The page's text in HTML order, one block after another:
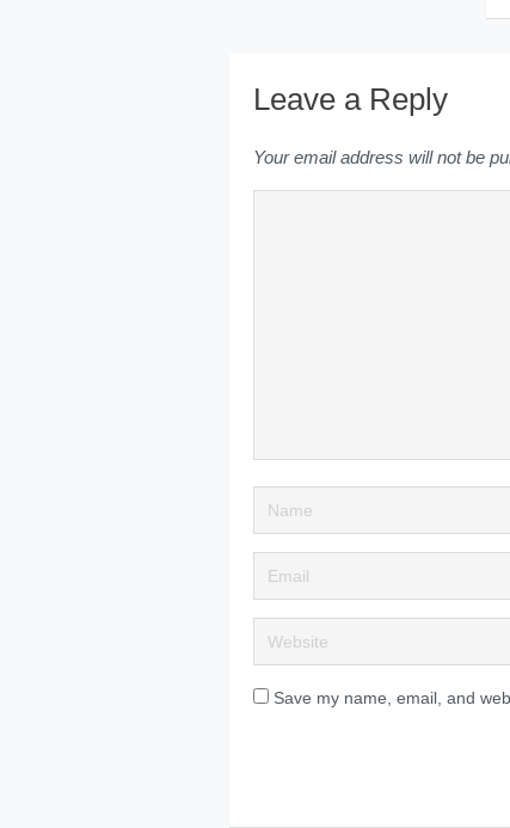
Leave a Reply
Your email address will not be
Save my name, email, and